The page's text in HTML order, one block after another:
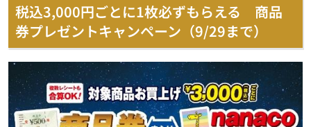
税込3,000円ごとに1枚必ずもらえる 商品
券プレゼントキャンペーン（9/29まで）